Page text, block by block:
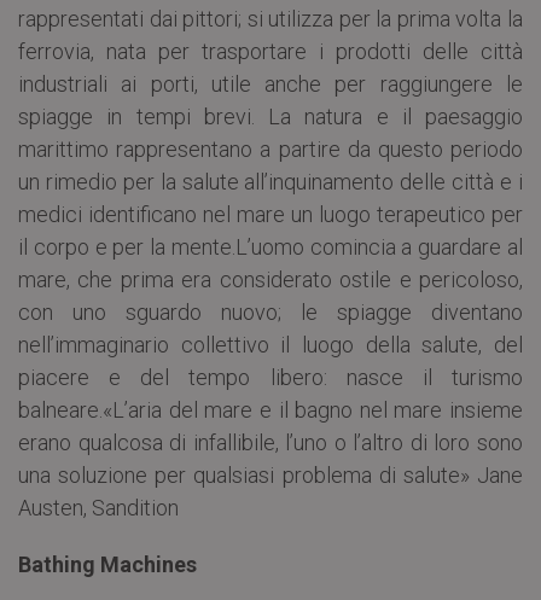
rappresentati dai pittori; si utilizza per la prima volta la
ferrovia, nata per trasportare i prodotti delle città
industriali ai porti, utile anche per raggiungere le
spiagge in tempi brevi. La natura e il paesaggio
marittimo rappresentano a partire da questo periodo
un rimedio per la salute all’inquinamento delle città e i
medici identificano nel mare un luogo terapeutico per
il corpo e per la mente.L’uomo comincia a guardare al
mare, che prima era considerato ostile e pericoloso,
con uno sguardo nuovo; le spiagge diventano
nell’immaginario collettivo il luogo della salute, del
piacere e del tempo libero: nasce il turismo
balneare.«L’aria del mare e il bagno nel mare insieme
erano qualcosa di infallibile, l’uno o l’altro di loro sono
una soluzione per qualsiasi problema di salute» Jane
Austen, Sandition
Bathing Machines